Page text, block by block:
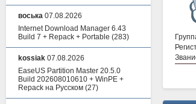
воська 07.08.2026
Internet Download Manager 6.43
Build 7 + Repack + Portable (283)
kossiak 07.08.2026
EaseUS Partition Master 20.5.0
Build 202608010610 + WinPE +
Repack на Русском (27)